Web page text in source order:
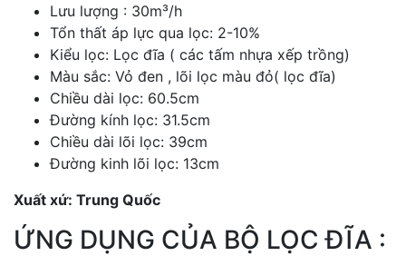
Lưu lượng : 30m³/h
Tổn thất áp lực qua lọc: 2-10%
Kiểu lọc: Lọc đĩa ( các tấm nhựa xếp trồng)
Màu sắc: Vỏ đen , lõi lọc màu đỏ( lọc đĩa)
Chiều dài lọc: 60.5cm
Đường kính lọc: 31.5cm
Chiều dài lõi lọc: 39cm
Đường kinh lõi lọc: 13cm
Xuất xứ: Trung Quốc
ỨNG DỤNG CỦA BỘ LỌC ĐĨA :